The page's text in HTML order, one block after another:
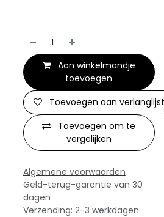
Aan winkelmandje
toevoegen
Toevoegen om te
vergelijken
Toevoegen aan verlanglijst
Algemene voorwaarden
Geld-terug-garantie van 30
dagen
Verzending: 2-3 werkdagen